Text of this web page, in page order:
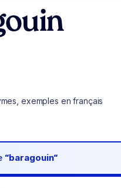
exemples en français
“baragouin“